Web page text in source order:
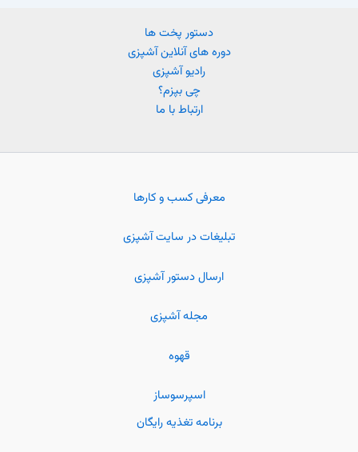
دستور پخت ها
دوره های آنلاین آشپزی
رادیو آشپزی
چی بپزم؟
ارتباط با ما
معرفی کسب و کارها
تبلیغات در سایت آشپزی
ارسال دستور آشپزی
مجله آشپزی
قهوه
اسپرسوساز
برنامه تغذیه رایگان